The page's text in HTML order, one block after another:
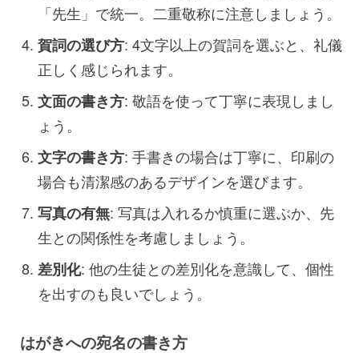
「先生」で統一。二重敬称に注意しましょう。
賀詞の選び方: 4文字以上の賀詞を選ぶと、礼儀
正しく感じられます。
文面の書き方: 敬語を使って丁寧に表現しまし
ょう。
文字の書き方: 手書きの場合は丁寧に、印刷の
場合も清潔感のあるデザインを選びます。
写真の有無: 写真は入れるか慎重に選ぶか、先
生との関係性を考慮しましょう。
差別化: 他の生徒との差別化を意識して、個性
を出すのも良いでしょう。
はがきへの宛名の書き方